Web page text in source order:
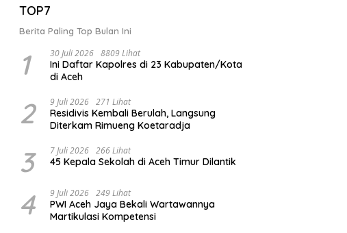
TOP7
Berita Paling Top Bulan Ini
1 30 Juli 2026 8809 Lihat
Ini Daftar Kapolres di 23 Kabupaten/Kota
di Aceh
2 9 Juli 2026 271 Lihat
Residivis Kembali Berulah, Langsung
Diterkam Rimueng Koetaradja
3 7 Juli 2026 266 Lihat
45 Kepala Sekolah di Aceh Timur Dilantik
4 9 Juli 2026 249 Lihat
PWI Aceh Jaya Bekali Wartawannya
Martikulasi Kompetensi